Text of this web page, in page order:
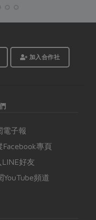
加入合作社
電子報
Facebook專頁
LINE好友
YouTube頻道